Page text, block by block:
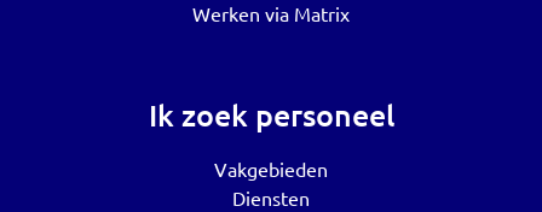
Werken via Matrix
Ik zoek personeel
Vakgebieden
Diensten